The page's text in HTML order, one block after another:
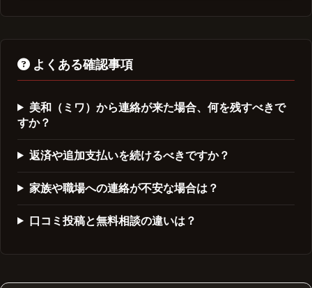
よくある確認事項
美和（ミワ）から連絡が来た場合、何を残すべきで
すか？
返済や追加支払いを続けるべきですか？
家族や職場への連絡が不安な場合は？
口コミ投稿と無料相談の違いは？